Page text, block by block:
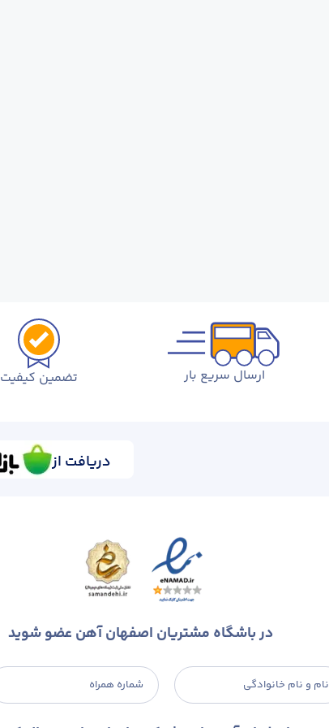
ارسال سریع بار تضمین کیفیت
دریافت از
در باشگاه مشتریان اصفهان آهن عضو شوید
نام و نام خانوادگی شماره همراه